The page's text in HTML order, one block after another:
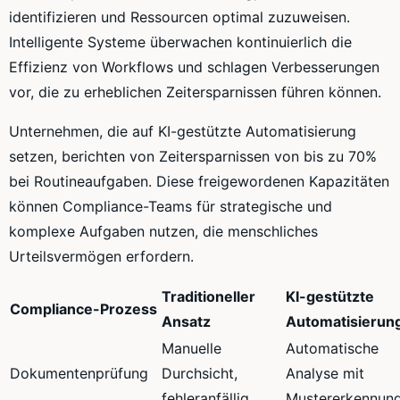
identifizieren und Ressourcen optimal zuzuweisen.
Intelligente Systeme überwachen kontinuierlich die
Effizienz von Workflows und schlagen Verbesserungen
vor, die zu erheblichen Zeitersparnissen führen können.
Unternehmen, die auf KI-gestützte Automatisierung
setzen, berichten von Zeitersparnissen von bis zu 70%
bei Routineaufgaben. Diese freigewordenen Kapazitäten
können Compliance-Teams für strategische und
komplexe Aufgaben nutzen, die menschliches
Urteilsvermögen erfordern.
Compliance-Prozess
Traditioneller
Ansatz
KI-gestützte
Dokumentenprüfung
Manuelle
Durchsicht,
Automatische
Analyse mit